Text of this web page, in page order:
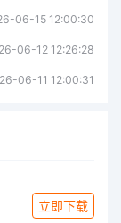
06-15 12:00:30
06-12 12:26:28
06-11 12:00:31
立即下载